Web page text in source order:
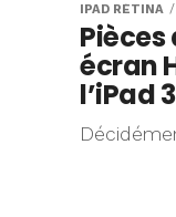
IPAD RÉTINA
Pièces
écran
l’iPad